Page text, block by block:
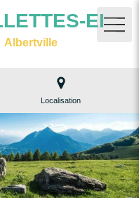
EI
Albertville
Localisation